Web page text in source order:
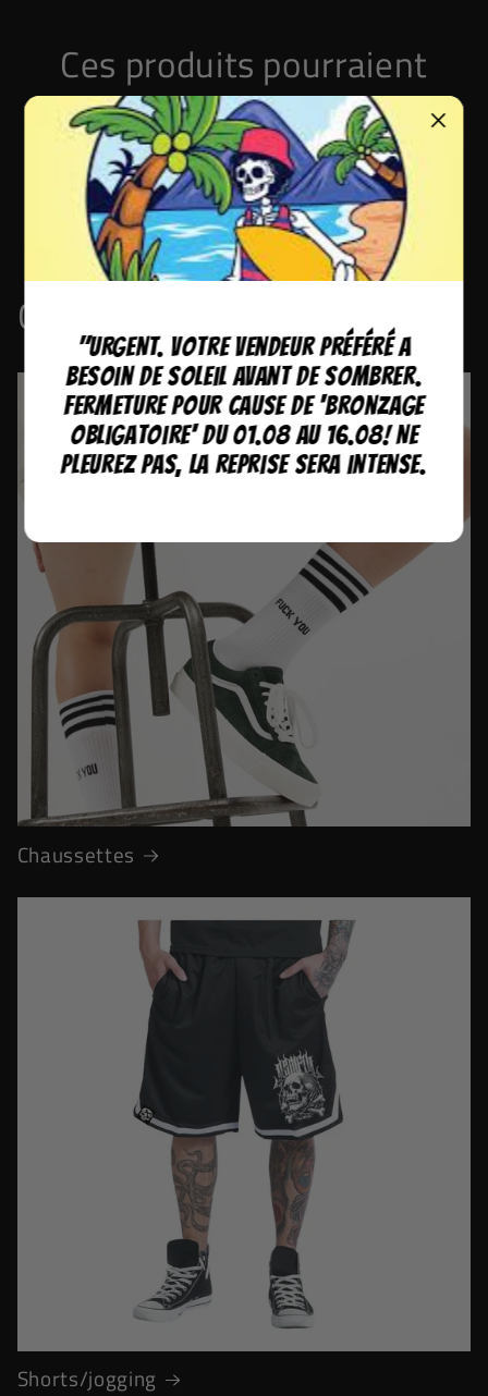
Ces produits pourraient
vous plaire.
Tous nos produits sont expédiés depuis la Suisse
en 48H.
Collections
Chaussettes
Shorts/jogging
"URGENT. Votre vendeur préféré a
besoin de soleil avant de sombrer.
Fermeture pour cause de 'bronzage
obligatoire' du 01.08 au 16.08! Ne
pleurez pas, la reprise sera intense.